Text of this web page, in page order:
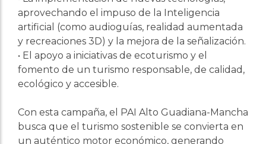
aprovechando el impuso de la Inteligencia
artificial (como audioguías, realidad aumentada
y recreaciones 3D) y la mejora de la señalización.
• El apoyo a iniciativas de ecoturismo y el
fomento de un turismo responsable, de calidad,
ecológico y accesible.
Con esta campaña, el PAI Alto Guadiana-Mancha
busca que el turismo sostenible se convierta en
un auténtico motor económico, generando